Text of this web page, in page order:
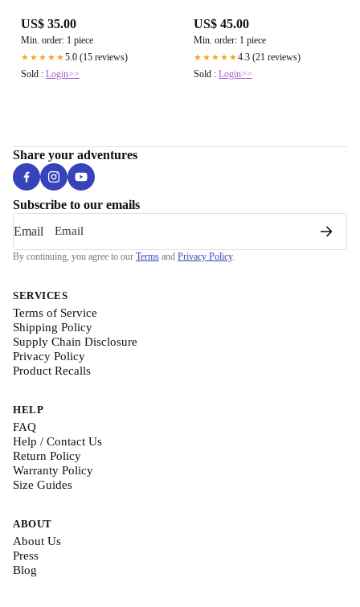
US$ 35.00
Min. order: 1 piece
★★★★★5.0 (15 reviews)
Sold : Login>>
US$ 45.00
Min. order: 1 piece
★★★★★4.3 (21 reviews)
Sold : Login>>
Share your adventures
Subscribe to our emails
Email
By continuing, you agree to our Terms and Privacy Policy.
SERVICES
Terms of Service
Shipping Policy
Supply Chain Disclosure
Privacy Policy
Product Recalls
HELP
FAQ
Help / Contact Us
Return Policy
Warranty Policy
Size Guides
ABOUT
About Us
Press
Blog